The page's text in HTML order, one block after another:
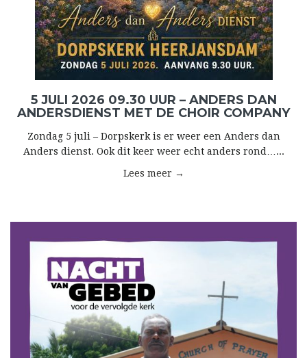
5 JULI 2026 09.30 UUR – ANDERS DAN
ANDERSDIENST MET DE CHOIR COMPANY
Zondag 5 juli – Dorpskerk is er weer een Anders dan
Anders dienst. Ook dit keer weer echt anders rond…...
Lees meer →